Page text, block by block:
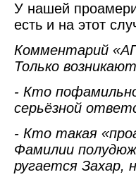
У нашей
есть и на этот
Комментарий
Только
- Кто
серьёзной
- Кто такая
Фамилии
ругается Захар,